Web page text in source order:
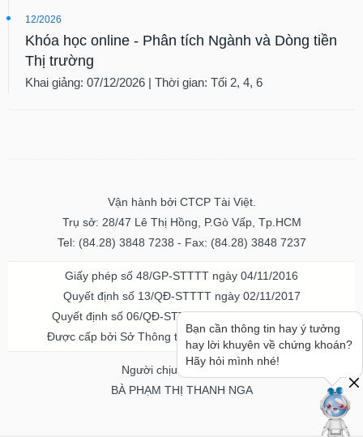
12/2026
Khóa học online - Phân tích Ngành và Dòng tiền
Thị trường
Khai giảng: 07/12/2026 | Thời gian: Tối 2, 4, 6
Vận hành bởi CTCP Tài Việt.
Trụ sở: 28/47 Lê Thị Hồng, P.Gò Vấp, Tp.HCM
Tel: (84.28) 3848 7238 - Fax: (84.28) 3848 7237
Giấy phép số 48/GP-STTTT ngày 04/11/2016
Quyết định số 13/QĐ-STTTT ngày 02/11/2017
Quyết định số 06/QĐ-STTTT-ICP ngày 20/07/2023
Được cấp bởi Sở Thông tin và Truyền thông TPHCM
Người chịu trách nhiệm
BÀ PHẠM THỊ THANH NGA
Bạn cần thông tin hay ý tưởng
hay lời khuyên về chứng khoán?
Hãy hỏi mình nhé!